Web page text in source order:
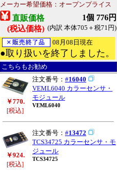
メーカー希望価格：オープンプライス
直販価格
(税込価格)
1個 776円
(内訳 本体705＋税71円)
08月08日現在
●取り扱いを終了しました。
こちらもお勧め
￥770.
[税込]
注文番号： #16040
VEML6040 カラーセンサ・
モジュール
VEML6040
￥924.
[税込]
注文番号： #13472
TCS34725 カラーセンサ・モ
ジュール
TCS34725